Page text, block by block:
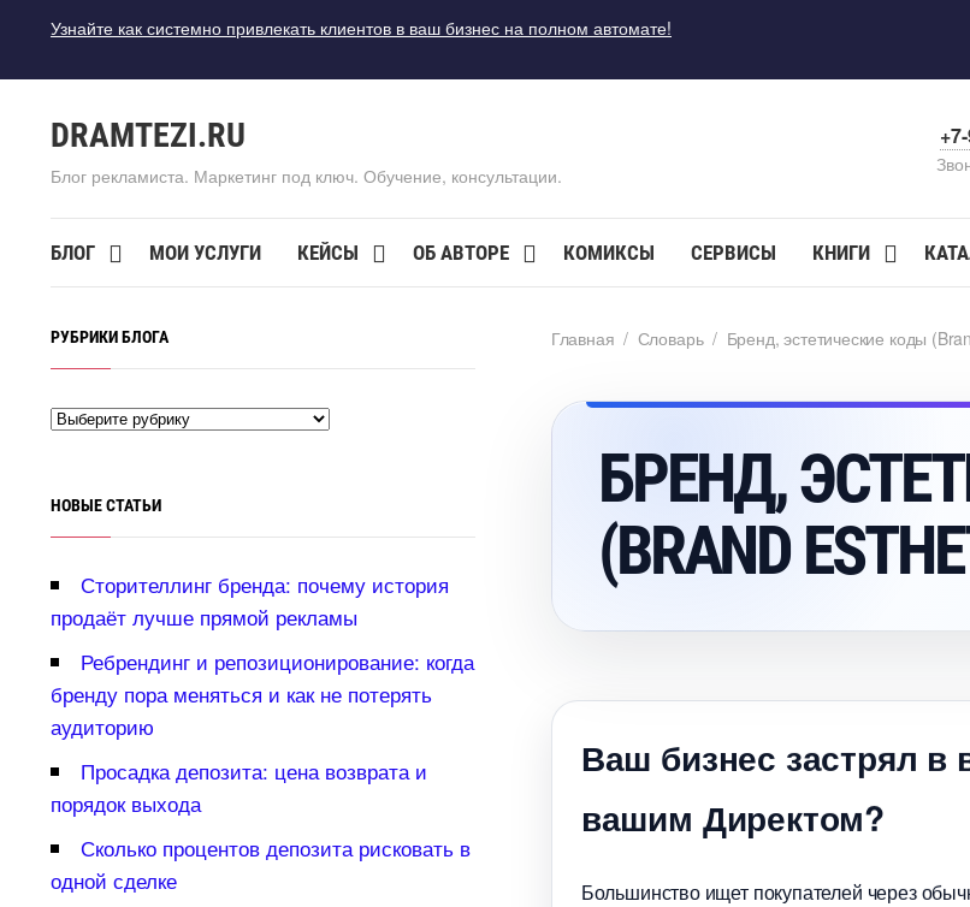
Узнайте как системно привлекать клиентов в ваш бизнес на полном автомате!
DRAMTEZI.RU
Блог рекламиста. Маркетинг под ключ. Обучение, консультации.
БЛОГ МОИ УСЛУГИ КЕЙСЫ ОБ АВТОРЕ КОМИКСЫ СЕРВИСЫ КНИГИ
Главная / Словарь/ Бренд, эстетические коды
БРЕНД,
(BRAND
аш бизнес застрял в
ашим Директом?
Большинство ищет покупателей через
РУБРИКИ БЛОГА
НОВЫЕ СТАТЬИ
Сторителлинг бренда: почему история
продаёт лучше прямой рекламы
Ребрендинг и репозиционирование: когда
ренду пора меняться и как не потерять
аудиторию
Просадка депозита: цена возврата и
порядок выхода
Сколько процентов депозита рисковать
одной сделке